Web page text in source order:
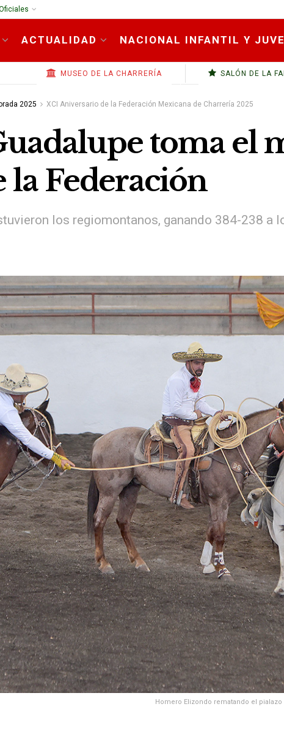
ACTUALIDAD NACIONAL INFANTIL Y
MUSEO DE LA CHARRERÍA SALÓN DE LA
2025 XCI Aniversario de la Federación Mexicana de Charrería 2025
toma el
Federación
los regiomontanos, ganando 384-238 a
Homero Elizondo rematando el